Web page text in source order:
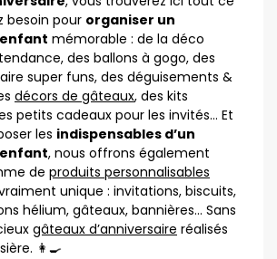
besoin pour organiser un
mémorable : de la déco
des ballons à gogo, des
super funs, des déguisements &
décors de gâteaux, des kits
petits cadeaux pour les invités… Et
les indispensables d’un
, nous offrons également
de produits personnalisables
unique : invitations, biscuits,
hélium, gâteaux, bannières… Sans
gâteaux d’anniversaire réalisés
👩‍🍳